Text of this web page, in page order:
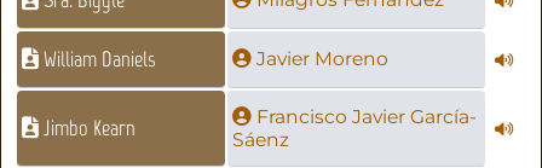
William Daniels Javier Moreno
Jimbo Kearn
Francisco Javier García-
Sáenz